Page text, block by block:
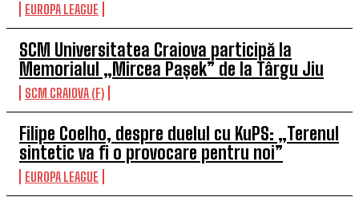
EUROPA LEAGUE
SCM Universitatea Craiova participă la
Memorialul „Mircea Pașek” de la Târgu Jiu
SCM CRAIOVA (F)
Filipe Coelho, despre duelul cu KuPS: „Terenul
sintetic va fi o provocare pentru noi”
EUROPA LEAGUE